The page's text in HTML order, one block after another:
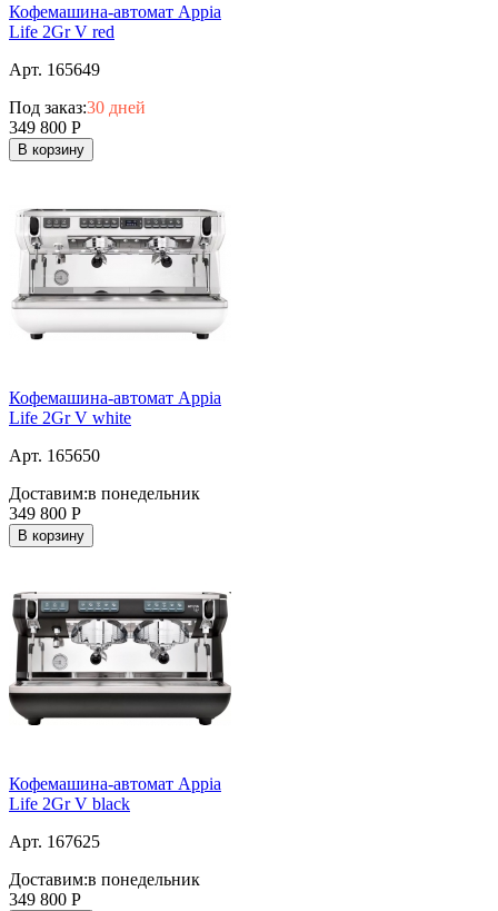
Кофемашина-автомат Appia
Life 2Gr V red
Арт. 165649
Под заказ:30 дней
349 800 Р
В корзину
Кофемашина-автомат Appia
Life 2Gr V white
Арт. 165650
Доставим:в понедельник
349 800 Р
В корзину
Кофемашина-автомат Appia
Life 2Gr V black
Арт. 167625
Доставим:в понедельник
349 800 Р